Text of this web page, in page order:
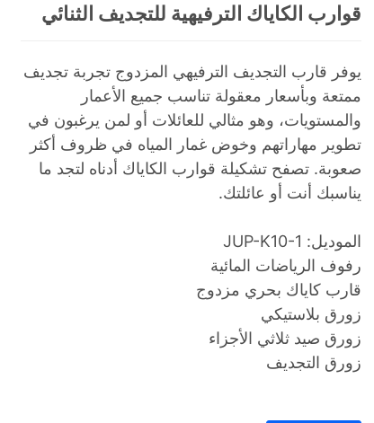
Loading...
Loading...
قوارب الكاياك الترفيهية للتجديف الثنائي
يوفر قارب التجديف الترفيهي المزدوج تجربة تجديف
ممتعة وبأسعار معقولة تناسب جميع الأعمار
والمستويات، وهو مثالي للعائلات أو لمن يرغبون في
تطوير مهاراتهم وخوض غمار المياه في ظروف أكثر
صعوبة. تصفح تشكيلة قوارب الكاياك أدناه لتجد ما
يناسبك أنت أو عائلتك.
الموديل: JUP-K10-1
رفوف الرياضات المائية
قارب كاياك بحري مزدوج
زورق بلاستيكي
زورق صيد ثلاثي الأجزاء
زورق التجديف